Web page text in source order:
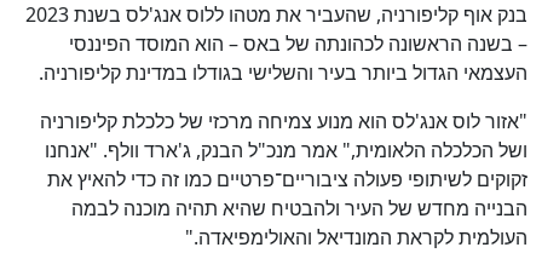
בנק אוף קליפורניה, שהעביר את מטהו ללוס אנג'לס בשנת 2023
– בשנה הראשונה לכהונתה של באס – הוא המוסד הפיננסי
העצמאי הגדול ביותר בעיר והשלישי בגודלו במדינת קליפורניה.
"אזור לוס אנג'לס הוא מנוע צמיחה מרכזי של כלכלת קליפורניה
ושל הכלכלה הלאומית," אמר מנכ"ל הבנק, ג'ארד וולף. "אנחנו
זקוקים לשיתופי פעולה ציבוריים־פרטיים כמו זה כדי להאיץ את
הבנייה מחדש של העיר ולהבטיח שהיא תהיה מוכנה לבמה
העולמית לקראת המונדיאל והאולימפיאדה."